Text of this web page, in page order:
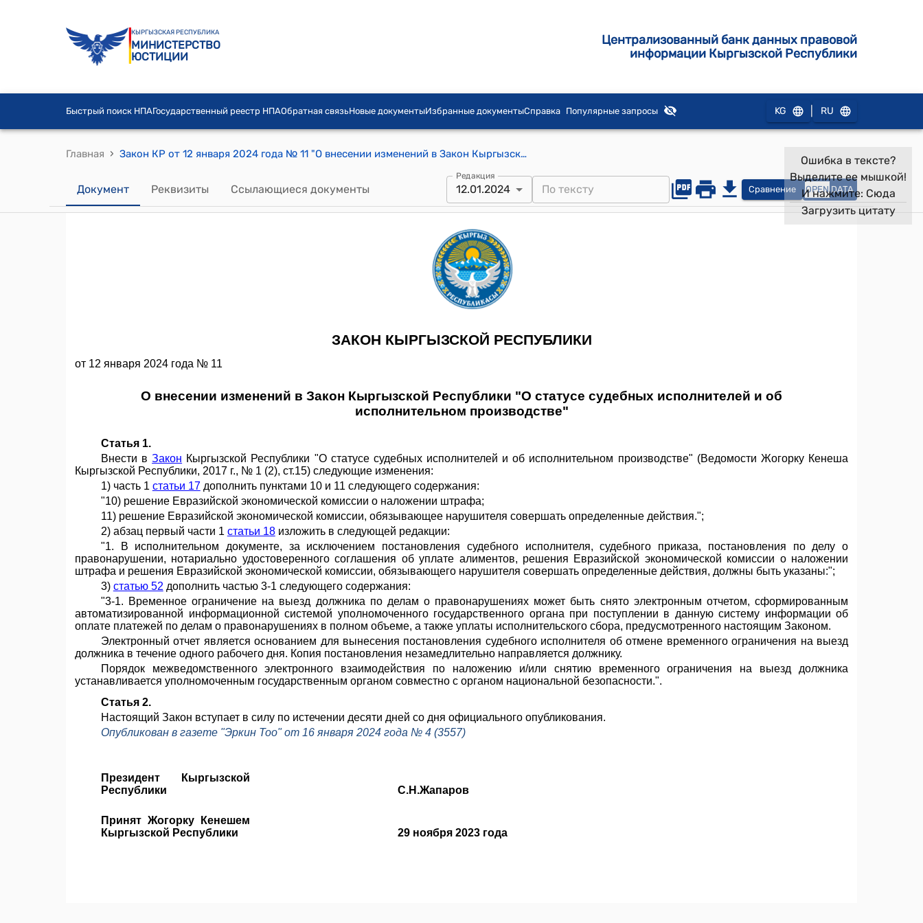
КЫРГЫЗСКАЯ РЕСПУБЛИКА
МИНИСТЕРСТВО
ЮСТИЦИИ
Централизованный банк данных правовой
информации Кыргызской Республики
Быстрый поиск НПАГосударственный реестр НПАОбратная связьНовые документыИзбранные документыСправка Популярные запросы KG RU
Главная › Закон КР от 12 января 2024 года № 11 "О внесении изменений в Закон Кыргызской Республики "О статусе судебных исполнителей и об исполнительном производстве""
Документ Реквизиты Ссылающиеся документы
Редакция
12.01.2024 Сравнение OPEN DATA
Ошибка в тексте?
Выделите ее мышкой!
И нажмите: Сюда
Загрузить цитату